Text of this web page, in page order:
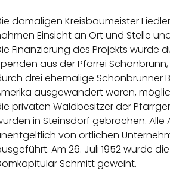
damaligen Kreisbaumeister
Einsicht an Ort und Stelle
Finanzierung des Projekts wurde
aus der Pfarrei
drei ehemalige Schönbrunner
ausgewandert waren,
privaten Waldbesitzer der
in Steinsdorf gebrochen. Alle
von örtlichen
Am 26. Juli 1952 wurde
Schmitt geweiht.